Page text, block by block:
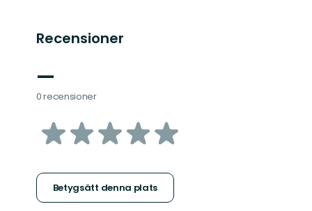
Recensioner
—
0 recensioner
av
stjärnor
Betygsätt denna plats